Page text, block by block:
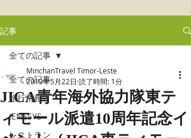
記事
全ての記事
旅行情報
JENESYS
レストラン
全ての記事
JICA青年海外協力隊東テ
ィモール派遣10周年記念イ
MinchanTravel Timor-Leste
2019年5月22日 読了時間: 1分